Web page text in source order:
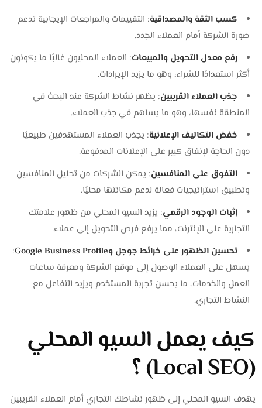
كسب الثقة والمصداقية: التقييمات والمراجعات الإيجابية تدعم
صورة الشركة أمام العملاء الجدد.
رفع معدل التحويل والمبيعات: العملاء المحليون غالبًا ما يكونون
أكثر استعدادًا للشراء، وهو ما يزيد الإيرادات.
جذب العملاء القريبين: يظهر نشاط الشركة عند البحث في
المنطقة نفسها، وهو ما يساهم في جذب العملاء.
خفض التكاليف الإعلانية: يجذب العملاء المستهدفين طبيعيًا
دون الحاجة لإنفاق كبير على الإعلانات المدفوعة.
التفوق على المنافسين: يمكن الشركات من تحليل المنافسين
وتطبيق استراتيجيات فعالة لدعم مكانتها محليًا.
إثبات الوجود الرقمي: يزيد السيو المحلي من ظهور علامتك
التجارية على الإنترنت، مما يرفع فرص التحويل إلى عملاء.
تحسين الظهور على خرائط جوجل وGoogle Business Profile
:
يسهل على العملاء الوصول إلى موقع الشركة ومعرفة ساعات
العمل والخدمات، ما يحسن تجربة المستخدم ويزيد التفاعل مع
النشاط التجاري.
كيف يعمل السيو المحلي
(Local SEO) ؟
يهدف السيو المحلي إلى ظهور نشاطك التجاري أمام العملاء القريبين